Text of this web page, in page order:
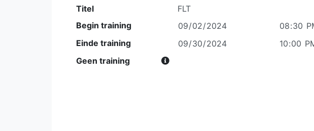
Titel
Begin training
Einde training
Geen training